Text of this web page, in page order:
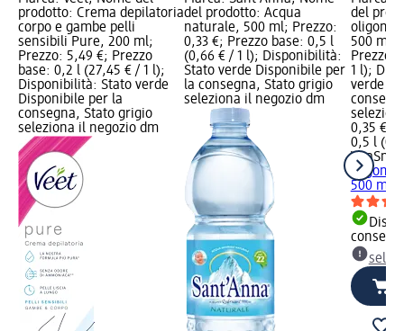
prodotto: Crema depilatoria
corpo e gambe pelli
sensibili Pure, 200 ml;
Prezzo: 5,49 €; Prezzo
base: 0,2 l (27,45 € / 1 l);
Disponibilità: Stato verde
Disponibile per la
consegna, Stato grigio
seleziona il negozio dm
del prodotto: Acqua
naturale, 500 ml; Prezzo:
0,33 €; Prezzo base: 0,5 l
(0,66 € / 1 l); Disponibilità:
Stato verde Disponibile per
la consegna, Stato grigio
seleziona il negozio dm
del
500 ml;
Prezzo
1 l);
verde
0,35 €
0,5 l
500 ml